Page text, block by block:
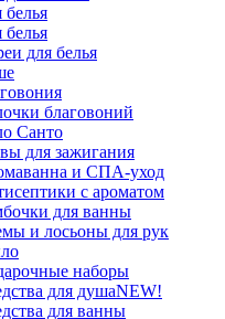
белья
белья
для белья
благовоний
Санто
для зажигания
и СПА-уход
с ароматом
для ванны
и лосьоны для рук
наборы
для душаNEW!
для ванны